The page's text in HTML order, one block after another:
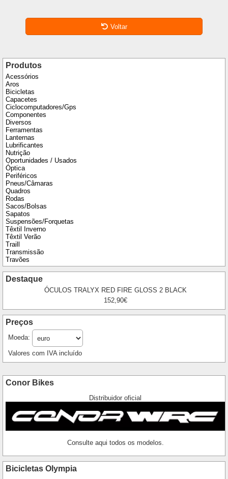
Produtos
Acessórios
Aros
Bicicletas
Capacetes
Ciclocomputadores/Gps
Componentes
Diversos
Ferramentas
Lanternas
Lubrificantes
Nutrição
Oportunidades / Usados
Óptica
Periféricos
Pneus/Câmaras
Quadros
Rodas
Sacos/Bolsas
Sapatos
Suspensões/Forquetas
Têxtil Inverno
Têxtil Verão
Traill
Transmissão
Travões
Destaque
ÓCULOS TRALYX RED FIRE GLOSS 2 BLACK
152,90€
Preços
Moeda:
Valores com IVA incluído
Voltar
Conor Bikes
Distribuidor oficial
Consulte aqui todos os modelos.
Bicicletas Olympia